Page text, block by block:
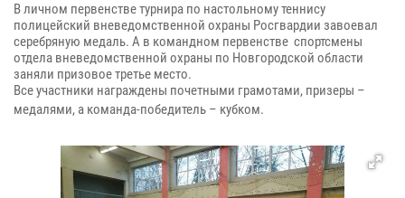
В личном первенстве турнира по настольному теннису
полицейский вневедомственной охраны Росгвардии завоевал
серебряную медаль. А в командном первенстве спортсмены
отдела вневедомственной охраны по Новгородской области
заняли призовое третье место.
Все участники награждены почетными грамотами, призеры –
медалями, а команда-победитель – кубком.